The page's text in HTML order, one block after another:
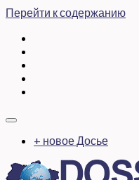
Перейти к содержанию
+ новое Досье